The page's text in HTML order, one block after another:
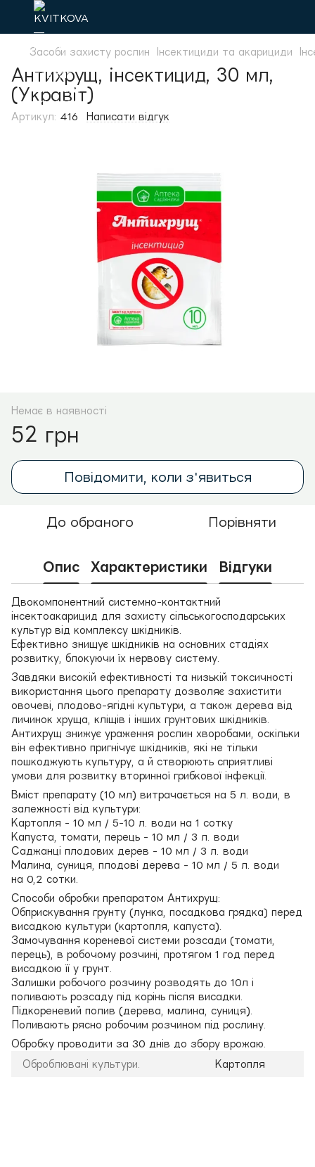
Засоби захисту рослин Інсектициди та акарициди
Антихрущ, інсектицид, 30 мл,
(Укравіт)
Артикул: 416 Написати відгук
Немає в наявності
52 грн
Повідомити, коли з'явиться
До обраного Порівняти
Опис Характеристики Відгуки
Двокомпонентний системно-контактний
інсектоакарицид для захисту сільськогосподарських
культур від комплексу шкідників.
Ефективно знищує шкідників на основних стадіях
розвитку, блокуючи їх нервову систему.
Завдяки високій ефективності та низькій токсичності
використання цього препарату дозволяє захистити
овочеві, плодово-ягідні культури, а також дерева від
личинок хруща, кліщів і інших грунтових шкідників.
Антихрущ знижує ураження рослин хворобами, оскільки
він ефективно пригнічує шкідників, які не тільки
пошкоджують культуру, а й створюють сприятливі
умови для розвитку вторинної грибкової інфекції.
Вміст препарату (10 мл) витрачається на 5 л. води, в
залежності від культури:
Картопля - 10 мл / 5-10 л. води на 1 сотку
Капуста, томати, перець - 10 мл / 3 л. води
Саджанці плодових дерев - 10 мл / 3 л. води
Малина, суниця, плодові дерева - 10 мл / 5 л. води
на 0,2 сотки.
Способи обробки препаратом Антихрущ:
Обприскування грунту (лунка, посадкова грядка) перед
висадкою культури (картопля, капуста).
Замочування кореневої системи розсади (томати,
перець), в робочому розчині, протягом 1 год перед
висадкою її у грунт.
Залишки робочого розчину розводять до 10л і
поливають розсаду під корінь після висадки.
Підкореневий полив (дерева, малина, суниця).
Поливають рясно робочим розчином під рослину.
Обробку проводити за 30 днів до збору врожаю.
Оброблювані культури.
Картопля